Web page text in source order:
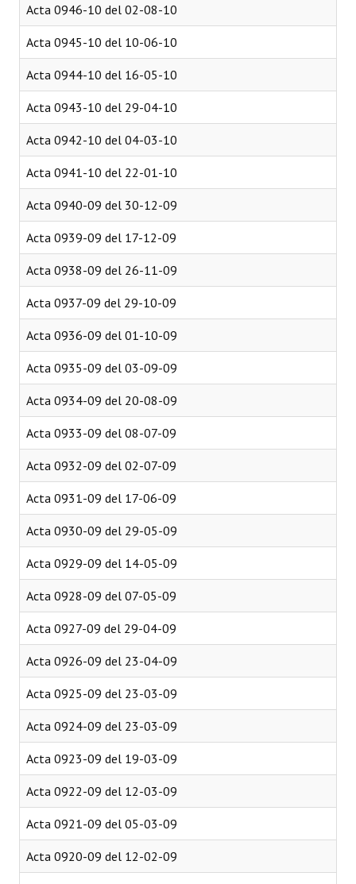
Acta 0946-10 del 02-08-10
Acta 0945-10 del 10-06-10
Acta 0944-10 del 16-05-10
Acta 0943-10 del 29-04-10
Acta 0942-10 del 04-03-10
Acta 0941-10 del 22-01-10
Acta 0940-09 del 30-12-09
Acta 0939-09 del 17-12-09
Acta 0938-09 del 26-11-09
Acta 0937-09 del 29-10-09
Acta 0936-09 del 01-10-09
Acta 0935-09 del 03-09-09
Acta 0934-09 del 20-08-09
Acta 0933-09 del 08-07-09
Acta 0932-09 del 02-07-09
Acta 0931-09 del 17-06-09
Acta 0930-09 del 29-05-09
Acta 0929-09 del 14-05-09
Acta 0928-09 del 07-05-09
Acta 0927-09 del 29-04-09
Acta 0926-09 del 23-04-09
Acta 0925-09 del 23-03-09
Acta 0924-09 del 23-03-09
Acta 0923-09 del 19-03-09
Acta 0922-09 del 12-03-09
Acta 0921-09 del 05-03-09
Acta 0920-09 del 12-02-09